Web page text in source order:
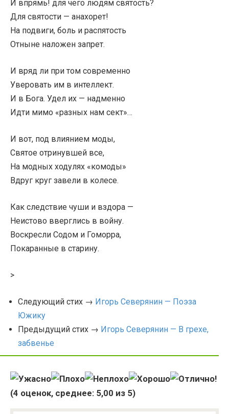
И впрямь! для чего людям святость?
Для святости — анахорет!
На подвиги, боль и распятость
Отныне наложен запрет.
И вряд ли при том современно
Уверовать им в интеллект.
И в Бога. Удел их — надменно
Идти мимо «разных нам сект»…
И вот, под влиянием моды,
Святое отринувшей все,
На модных ходулях «комоды»
Вдруг круг завели в колесе.
Как следствие чуши и вздора —
Неистово вверглись в войну.
Воскресли Содом и Гоморра,
Покаранные в старину.
>
Следующий стих → Игорь Северянин — Поэза
Южику
Предыдущий стих → Игорь Северянин — В грехе,
забвенье
(4 оценок, среднее: 5,00 из 5)